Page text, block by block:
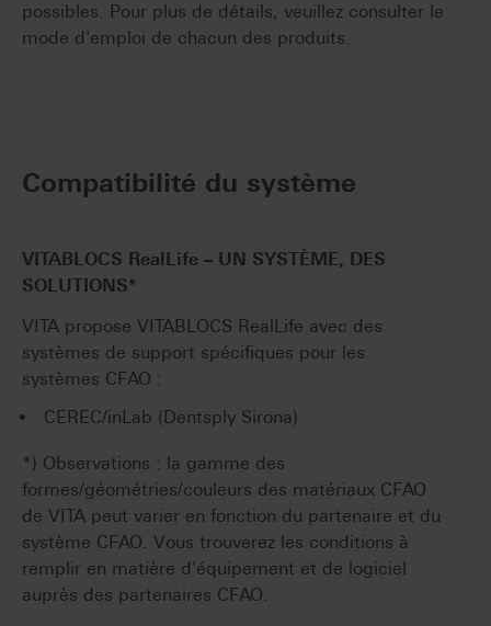
possibles. Pour plus de détails, veuillez consulter le
mode d'emploi de chacun des produits.
Compatibilité du système
VITABLOCS RealLife – UN SYSTÈME, DES
SOLUTIONS*
VITA propose VITABLOCS RealLife avec des
systèmes de support spécifiques pour les
systèmes CFAO :
CEREC/inLab (Dentsply Sirona)
*) Observations : la gamme des
formes/géométries/couleurs des matériaux CFAO
de VITA peut varier en fonction du partenaire et du
système CFAO. Vous trouverez les conditions à
remplir en matière d'équipement et de logiciel
auprès des partenaires CFAO.